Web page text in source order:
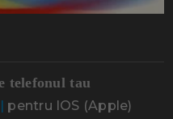
telefonul tau
| pentru IOS (Apple)